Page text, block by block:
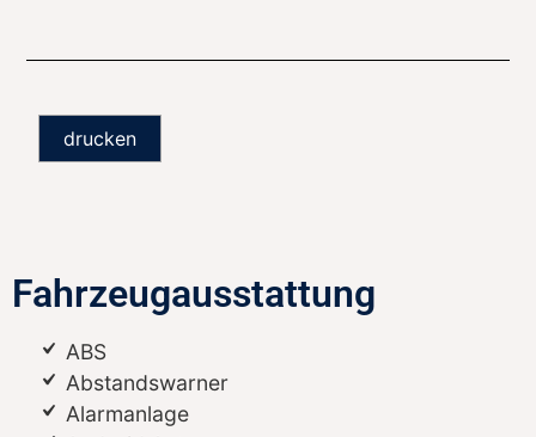
drucken
Fahrzeugausstattung
ABS
Abstandswarner
Alarmanlage